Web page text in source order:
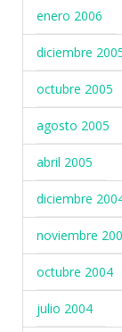
enero 2006
diciembre
octubre 2005
agosto 2005
abril 2005
diciembre
noviembre
octubre 2004
julio 2004